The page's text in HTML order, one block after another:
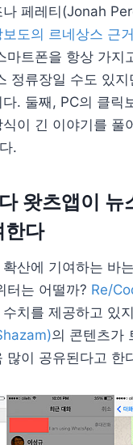
페레티(Jonah
도의 르네상스 근
마트폰을 항상 가지
정류장일 수도 있지
. 둘째, PC의 클릭
이 긴 이야기를 풀
.
왓츠앱이 뉴
한다
산에 기여하는 바는
터는 어떨까? Re/
치를 제공하고 있
의 콘텐츠가
많이 공유된다고 한